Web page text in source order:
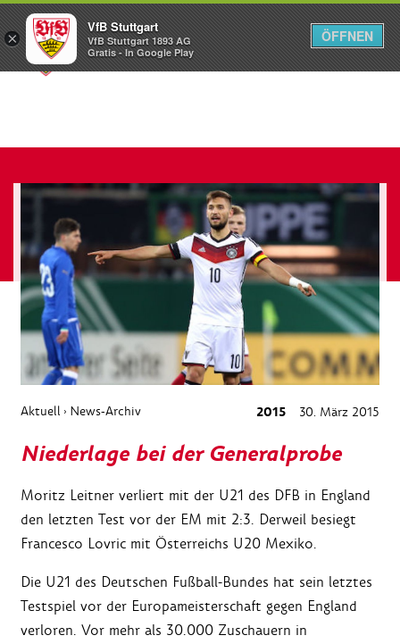
Menü
Aktuell › News-Archiv 2015 30. März 2015
Niederlage bei der Generalprobe
Moritz Leitner verliert mit der U21 des DFB in England
den letzten Test vor der EM mit 2:3. Derweil besiegt
Francesco Lovric mit Österreichs U20 Mexiko.
Die U21 des Deutschen Fußball-Bundes hat sein letztes
Testspiel vor der Europameisterschaft gegen England
verloren. Vor mehr als 30.000 Zuschauern in
×
VfB Stuttgart
VfB Stuttgart 1893 AG
Gratis - In Google Play
ÖFFNEN